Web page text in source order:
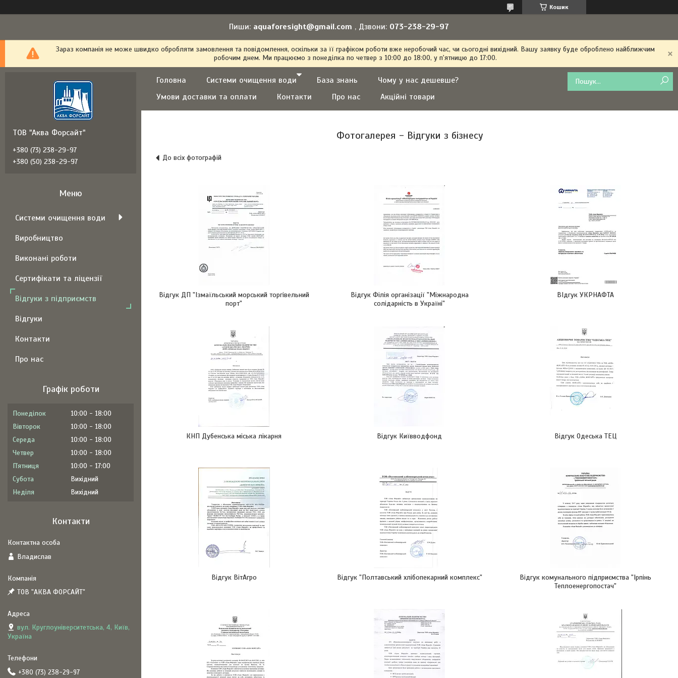
Кошик
Пиши: aquaforesight@gmail.com , Дзвони: 073-238-29-97
Зараз компанія не може швидко обробляти замовлення та повідомлення, оскільки за її графіком роботи вже неробочий час, чи сьогодні вихідний. Вашу заявку буде оброблено найближчим
робочим днем. Ми працюємо з понеділка по четвер з 10:00 до 18:00, у п'ятницю до 17:00.
Головна Системи очищення води База знань
Чому у нас дешевше?
Умови доставки та оплати
Контакти Про нас Акційні товари
Фотогалерея - Відгуки з бізнесу
До всіх фотографій
Відгук ДП "Ізмаїльський морський торгівельний
порт"
Відгук Філія організації "Міжнародна
солідарність в Україні"
ВІдгук УКРНАФТА
КНП Дубенська міська лікарня Відгук Київводфонд Відгук Одеська ТЕЦ
Відгук ВітАгро Відгук "Полтавський хлібопекарний комплекс"
Відгук комунального підприємства "Ірпінь
Теплоенергопостач"
ТОВ "Аква Форсайт"
+380 (73) 238-29-97
+380 (50) 238-29-97
Системи очищення води
Виробництво
Виконані роботи
Сертифікати та ліцензії
Відгуки з підприємств
Відгуки
Контакти
Про нас
Графік роботи
Понеділок 10:00
18:00
Вівторок
10:00
18:00
Середа
10:00
18:00
Четвер
10:00
18:00
Пʼятниця
10:00
17:00
Субота
Вихідний
Неділя
Вихідний
Контакти
Владислав
ТОВ "АКВА ФОРСАЙТ"
вул. Круглоуніверситетська, 4, Київ,
Україна
+380 (73) 238-29-97